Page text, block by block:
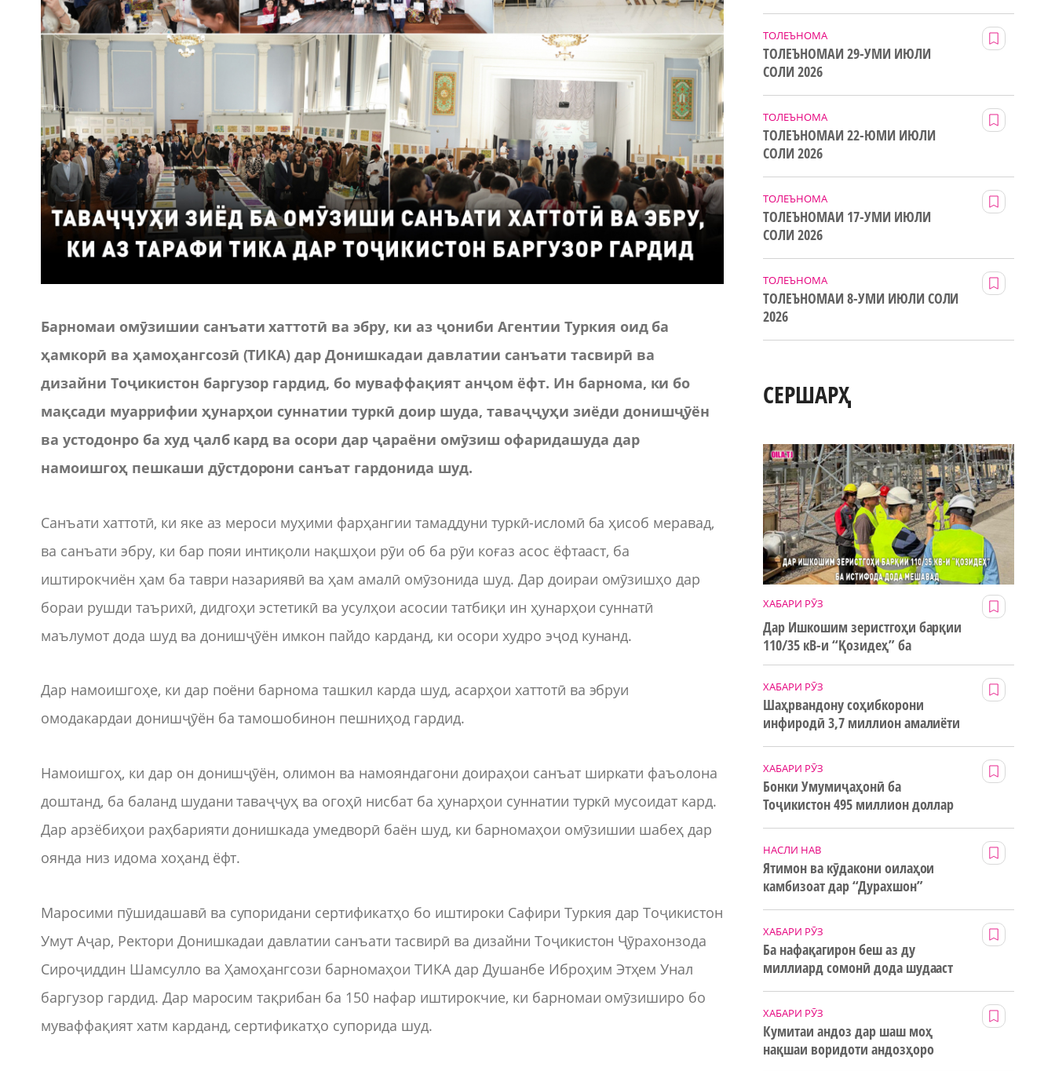
Барномаи омӯзишии санъати хаттотӣ ва эбру, ки аз ҷониби Агентии Туркия оид ба
ҳамкорӣ ва ҳамоҳангсозӣ (ТИКА) дар Донишкадаи давлатии санъати тасвирӣ ва
дизайни Тоҷикистон баргузор гардид, бо муваффақият анҷом ёфт. Ин барнома, ки бо
мақсади муаррифии ҳунарҳои суннатии туркӣ доир шуда, таваҷҷуҳи зиёди донишҷӯён
ва устодонро ба худ ҷалб кард ва осори дар ҷараёни омӯзиш офаридашуда дар
намоишгоҳ пешкаши дӯстдорони санъат гардонида шуд.
Санъати хаттотӣ, ки яке аз мероси муҳими фарҳангии тамаддуни туркӣ-исломӣ ба ҳисоб меравад,
ва санъати эбру, ки бар пояи интиқоли нақшҳои рӯи об ба рӯи коғаз асос ёфтааст, ба
иштирокчиён ҳам ба таври назариявӣ ва ҳам амалӣ омӯзонида шуд. Дар доираи омӯзишҳо дар
бораи рушди таърихӣ, дидгоҳи эстетикӣ ва усулҳои асосии татбиқи ин ҳунарҳои суннатӣ
маълумот дода шуд ва донишҷӯён имкон пайдо карданд, ки осори худро эҷод кунанд.
Дар намоишгоҳе, ки дар поёни барнома ташкил карда шуд, асарҳои хаттотӣ ва эбруи
омодакардаи донишҷӯён ба тамошобинон пешниҳод гардид.
Намоишгоҳ, ки дар он донишҷӯён, олимон ва намояндагони доираҳои санъат ширкати фаъолона
доштанд, ба баланд шудани таваҷҷуҳ ва огоҳӣ нисбат ба ҳунарҳои суннатии туркӣ мусоидат кард.
Дар арзёбиҳои раҳбарияти донишкада умедворӣ баён шуд, ки барномаҳои омӯзишии шабеҳ дар
оянда низ идома хоҳанд ёфт.
Маросими пӯшидашавӣ ва супоридани сертификатҳо бо иштироки Сафири Туркия дар Тоҷикистон
Умут Аҷар, Ректори Донишкадаи давлатии санъати тасвирӣ ва дизайни Тоҷикистон Ҷӯрахонзода
Сироҷиддин Шамсулло ва Ҳамоҳангсози барномаҳои ТИКА дар Душанбе Иброҳим Этҳем Унал
баргузор гардид. Дар маросим тақрибан ба 150 нафар иштирокчие, ки барномаи омӯзиширо бо
муваффақият хатм карданд, сертификатҳо супорида шуд.
ТОЛЕЪНОМА
ТОЛЕЪНОМАИ 29-УМИ ИЮЛИ
СОЛИ 2026
ТОЛЕЪНОМА
ТОЛЕЪНОМАИ 22-ЮМИ ИЮЛИ
СОЛИ 2026
ТОЛЕЪНОМА
ТОЛЕЪНОМАИ 17-УМИ ИЮЛИ
СОЛИ 2026
ТОЛЕЪНОМА
ТОЛЕЪНОМАИ 8-УМИ ИЮЛИ СОЛИ
2026
СЕРШАРҲ
ХАБАРИ РӮЗ
Дар Ишкошим зеристгоҳи барқии
110/35 кВ-и “Қозидеҳ” ба
истифода дода мешавад
ХАБАРИ РӮЗ
Шаҳрвандону соҳибкорони
инфиродӣ 3,7 миллион амалиёти
ХАБАРИ РӮЗ
Бонки Умумиҷаҳонӣ ба
Тоҷикистон 495 миллион доллар
НАСЛИ НАВ
Ятимон ва кӯдакони оилаҳои
камбизоат дар “Дурахшон”
ХАБАРИ РӮЗ
Ба нафақагирон беш аз ду
миллиард сомонӣ дода шудааст
ХАБАРИ РӮЗ
Кумитаи андоз дар шаш моҳ
нақшаи воридоти андозҳоро